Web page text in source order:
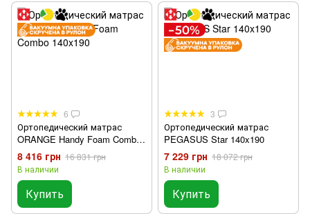
6
Ортопедический матрас
ORANGE Handy Foam Combo
140x190
8 416 грн 16 831 грн
В наличии
Купить
3
Ортопедический матрас
PEGASUS Star 140x190
7 229 грн 18 072 грн
В наличии
Купить